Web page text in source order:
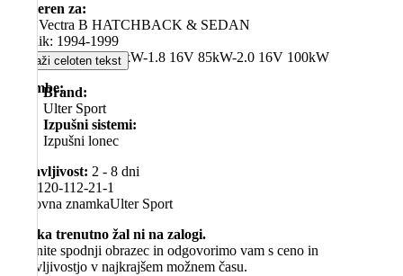
Primeren za:
Opel Vectra B HATCHBACK & SEDAN
– letnik: 1994-1999
– motor: 1.6 16V 74kW-1.8 16V 85kW-2.0 16V 100kW
Opombe:
Prikaži celoten tekst
Brand:
Ulter Sport
Izpušni sistemi:
Izpušni lonec
Dobavljivost: 2 - 8 dni
120-112-21-1
Blagovna znamkaUlter Sport
Izdelka trenutno žal ni na zalogi.
Izpolnite spodnji obrazec in odgovorimo vam s ceno in
dobavljivostjo v najkrajšem možnem času.